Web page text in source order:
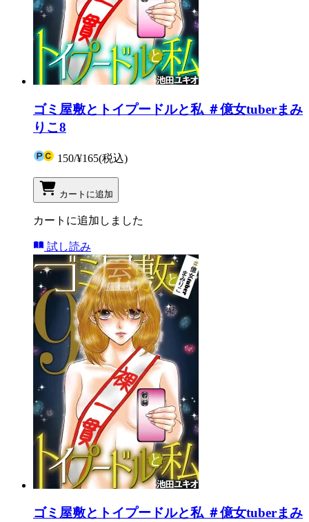
ゴミ屋敷とトイプードルと私 ＃億女tuberまみ
りこ8
150/¥165(税込)
カートに追加
カートに追加しました
試し読み
ゴミ屋敷とトイプードルと私 ＃億女tuberまみ